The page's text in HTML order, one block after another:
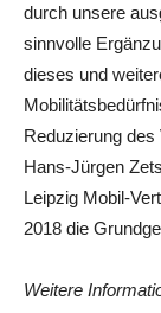
durch unsere
sinnvolle
dieses und
Reduzierung des
Hans-Jürgen
Leipzig Mobil-
2018 die
Weitere